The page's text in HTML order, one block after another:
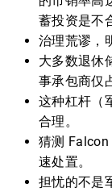
蓄投资是不
治理荒谬，
大多数退休
事承包商仅
这种杠杆（
合理。
猜测 Falcon
速处置。
担忧的不是